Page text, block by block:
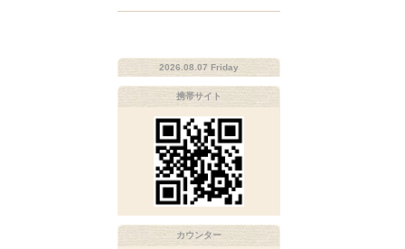
2026.08.07 Friday
携帯サイト
カウンター